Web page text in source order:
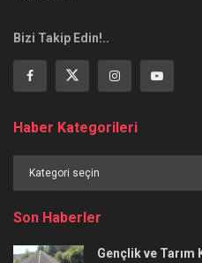
Bizi Takip Edin!..
Haber Kategorileri
Kategorileri
Son Haberler
Gençlik ve Tarım